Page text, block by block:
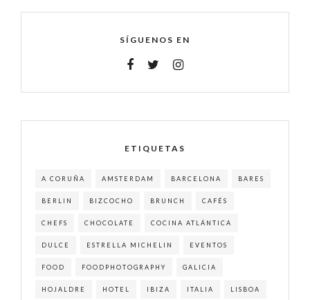
SÍGUENOS EN
ETIQUETAS
A CORUÑA AMSTERDAM BARCELONA BARES
BERLIN BIZCOCHO BRUNCH CAFÉS
CHEFS CHOCOLATE COCINA ATLÁNTICA
DULCE ESTRELLA MICHELIN EVENTOS
FOOD FOODPHOTOGRAPHY GALICIA
HOJALDRE HOTEL IBIZA ITALIA LISBOA